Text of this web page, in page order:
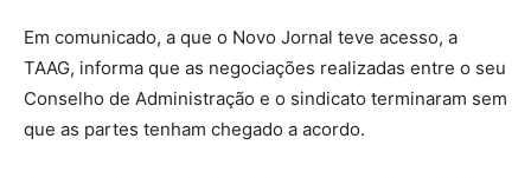
Em comunicado, a que o Novo Jornal teve acesso, a
TAAG, informa que as negociações realizadas entre o seu
Conselho de Administração e o sindicato terminaram sem
que as partes tenham chegado a acordo.